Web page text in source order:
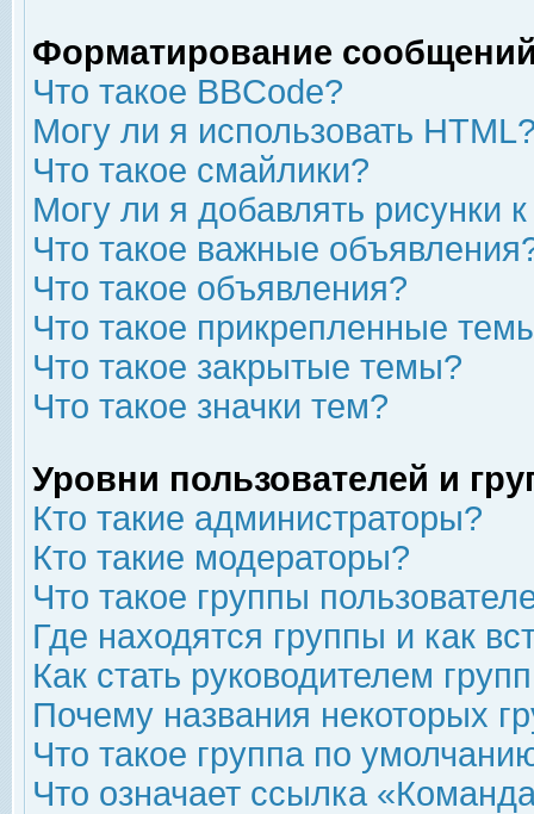
Форматирование
Что такое BBCode?
Могу ли я использовать
Что такое смайлики?
Могу ли я добавлять рисунки
Что такое важные
Что такое объявления?
Что такое прикрепленные
Что такое закрытые темы?
Что такое значки тем?
Уровни пользователей и
Кто такие администраторы?
Кто такие модераторы?
Что такое группы
Где находятся группы и как
Как стать руководителем
Почему названия некоторых
Что такое группа по
Что означает ссылка